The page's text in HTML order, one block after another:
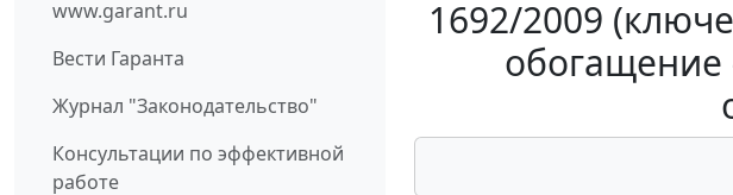
www.garant.ru
Вести Гаранта
Журнал "Законодательство"
Консультации по эффективной
работе
1692/2009
обогащение